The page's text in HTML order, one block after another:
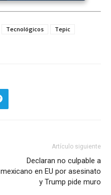
Tecnológicos
Tepic
Artículo siguiente
Declaran no culpable a
mexicano en EU por asesinato
y Trump pide muro